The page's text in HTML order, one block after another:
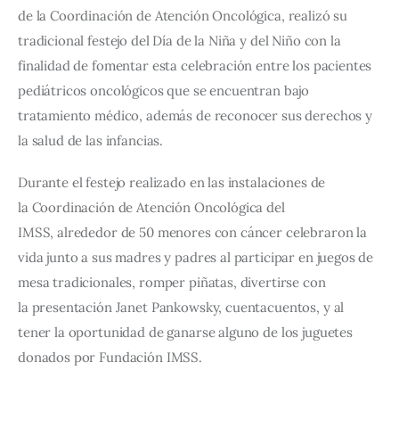
de la Coordinación de Atención Oncológica, realizó su
tradicional festejo del Día de la Niña y del Niño con la
finalidad de fomentar esta celebración entre los pacientes
pediátricos oncológicos que se encuentran bajo
tratamiento médico, además de reconocer sus derechos y
la salud de las infancias.
Durante el festejo realizado en las instalaciones de
la Coordinación de Atención Oncológica del
IMSS, alrededor de 50 menores con cáncer celebraron la
vida junto a sus madres y padres al participar en juegos de
mesa tradicionales, romper piñatas, divertirse con
la presentación Janet Pankowsky, cuentacuentos, y al
tener la oportunidad de ganarse alguno de los juguetes
donados por Fundación IMSS.